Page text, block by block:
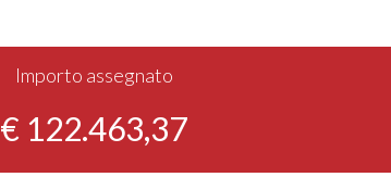
Importo assegnato
€ 122.463,37